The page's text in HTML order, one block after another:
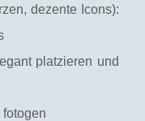
dezente Icons):
platzieren und
fotogen